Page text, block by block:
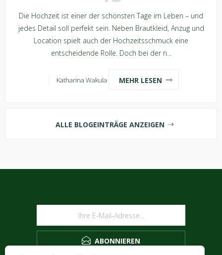
Die Hochzeit ist einer der schönsten Tage im Leben – und
jedes Detail soll perfekt sein. Neben Brautkleid, Anzug und
Location spielt auch der Hochzeitsschmuck eine
entscheidende Rolle. Doch bei der ri...
Katharina Wakula MEHR LESEN
ALLE BLOGEINTRÄGE ANZEIGEN
ABONNIEREN